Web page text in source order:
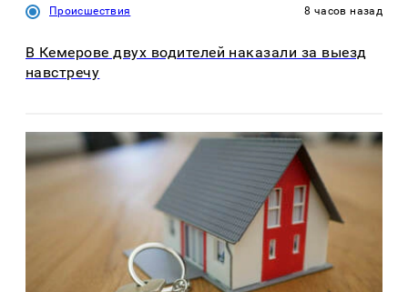
Происшествия 8 часов назад
В Кемерове двух водителей наказали за выезд
навстречу